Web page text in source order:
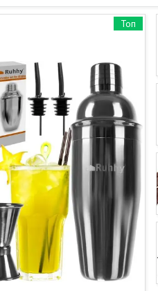
Топ